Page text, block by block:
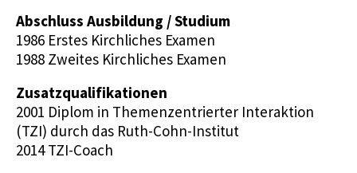
Abschluss Ausbildung / Studium
1986 Erstes Kirchliches Examen
1988 Zweites Kirchliches Examen
Zusatzqualifikationen
2001 Diplom in Themenzentrierter Interaktion
(TZI) durch das Ruth-Cohn-Institut
2014 TZI-Coach